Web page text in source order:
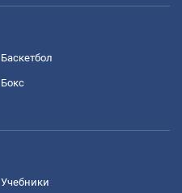
Баскетбол
Бокс
Учебники